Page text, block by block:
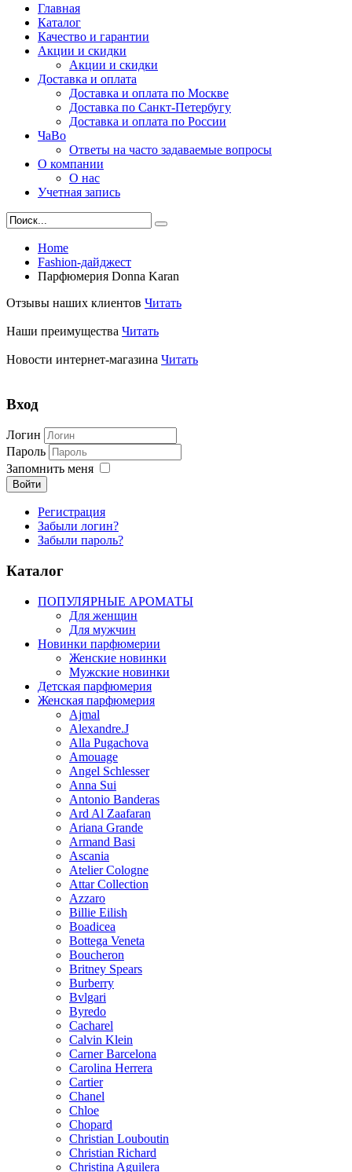
Главная
Каталог
Качество и гарантии
Акции и скидки
Акции и скидки
Доставка и оплата
Доставка и оплата по Москве
Доставка по Санкт-Петербугу
Доставка и оплата по России
ЧаВо
Ответы на часто задаваемые вопросы
О компании
О нас
Учетная запись
Home
Fashion-дайджест
Парфюмерия Donna Karan
Отзывы наших клиентов Читать
Наши преимущества Читать
Новости интернет-магазина Читать
Вход
Логин
Пароль
Запомнить меня
Войти
Регистрация
Забыли логин?
Забыли пароль?
Каталог
ПОПУЛЯРНЫЕ АРОМАТЫ
Для женщин
Для мужчин
Новинки парфюмерии
Женские новинки
Мужские новинки
Детская парфюмерия
Женская парфюмерия
Ajmal
Alexandre.J
Alla Pugachova
Amouage
Angel Schlesser
Anna Sui
Antonio Banderas
Ard Al Zaafaran
Ariana Grande
Armand Basi
Ascania
Atelier Cologne
Attar Collection
Azzaro
Billie Eilish
Boadicea
Bottega Veneta
Boucheron
Britney Spears
Burberry
Bvlgari
Byredo
Cacharel
Calvin Klein
Carner Barcelona
Carolina Herrera
Cartier
Chanel
Chloe
Chopard
Christian Louboutin
Christian Richard
Christina Aguilera